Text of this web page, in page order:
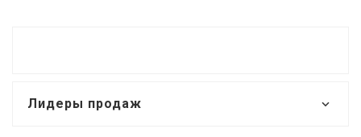
Лидеры продаж